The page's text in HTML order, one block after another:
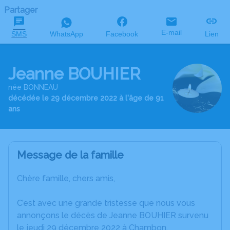
Partager
SMS WhatsApp Facebook E-mail Lien
Jeanne BOUHIER
née BONNEAU
décédée le 29 décembre 2022 à l'âge de 91
ans
Message de la famille
Chère famille, chers amis,
C’est avec une grande tristesse que nous vous
annonçons le décès de Jeanne BOUHIER survenu
le jeudi 29 décembre 2022 à Chambon.